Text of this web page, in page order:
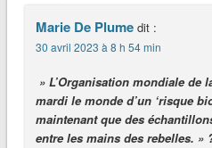
Marie De Plume dit :
30 avril 2023 à 8 h 54 min
» L’Organisation mondiale de
mardi le monde d’un ‘risque
maintenant que des
entre les mains des rebelles. »